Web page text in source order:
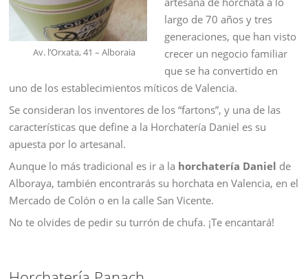
Av. l’Orxata, 41 – Alboraia
largo de 70 años y tres
generaciones, que han visto
crecer un negocio familiar
que se ha convertido en
uno de los establecimientos míticos de Valencia.
Se consideran los inventores de los “fartons”, y una de las
características que define a la Horchatería Daniel es su
apuesta por lo artesanal.
Aunque lo más tradicional es ir a la horchatería Daniel de
Alboraya, también encontrarás su horchata en Valencia, en el
Mercado de Colón o en la calle San Vicente.
No te olvides de pedir su turrón de chufa. ¡Te encantará!